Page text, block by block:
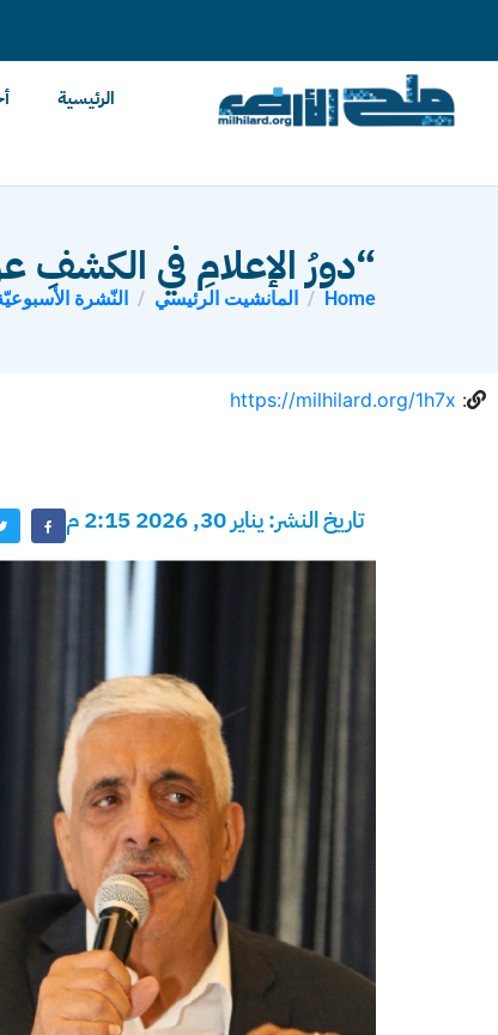
الرئيسية
“دورُ الإعلامِ في الكشفِ
Home المانشيت الرئيسي النّشرة
:
https://milhilard.org/1h7x
تاريخ النشر: يناير 30, 2026 2:15 م